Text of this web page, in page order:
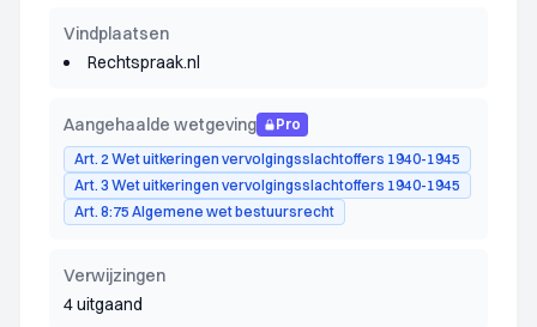
Vindplaatsen
Rechtspraak.nl
Aangehaalde wetgeving
Pro
Art. 2 Wet uitkeringen vervolgingsslachtoffers 1940-1945
Art. 3 Wet uitkeringen vervolgingsslachtoffers 1940-1945
Art. 8:75 Algemene wet bestuursrecht
Verwijzingen
4 uitgaand